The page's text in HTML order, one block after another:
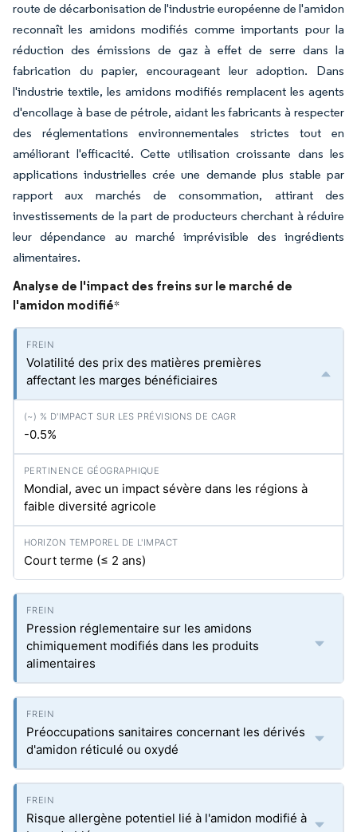
route de décarbonisation de l'industrie européenne de l'amidon
reconnaît les amidons modifiés comme importants pour la
réduction des émissions de gaz à effet de serre dans la
fabrication du papier, encourageant leur adoption. Dans
l'industrie textile, les amidons modifiés remplacent les agents
d'encollage à base de pétrole, aidant les fabricants à respecter
des réglementations environnementales strictes tout en
améliorant l'efficacité. Cette utilisation croissante dans les
applications industrielles crée une demande plus stable par
rapport aux marchés de consommation, attirant des
investissements de la part de producteurs cherchant à réduire
leur dépendance au marché imprévisible des ingrédients
alimentaires.
Analyse de l'impact des freins sur le marché de
l'amidon modifié*
Volatilité des prix des matières premières
affectant les marges bénéficiaires
-0.5%
Mondial, avec un impact sévère dans les régions à
faible diversité agricole
Court terme (≤ 2 ans)
Pression réglementaire sur les amidons
chimiquement modifiés dans les produits
alimentaires
Préoccupations sanitaires concernant les dérivés
d'amidon réticulé ou oxydé
Risque allergène potentiel lié à l'amidon modifié à